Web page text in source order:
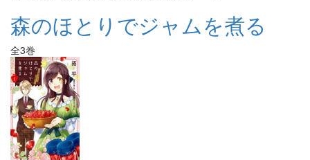
森のほとりでジャムを煮る
全3巻